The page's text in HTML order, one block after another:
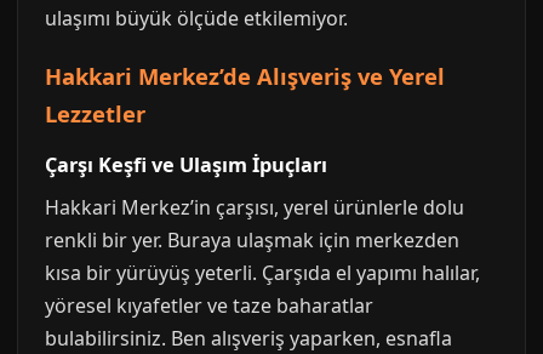
ulaşımı büyük ölçüde etkilemiyor.
Hakkari Merkez’de Alışveriş ve Yerel
Lezzetler
Çarşı Keşfi ve Ulaşım İpuçları
Hakkari Merkez’in çarşısı, yerel ürünlerle dolu
renkli bir yer. Buraya ulaşmak için merkezden
kısa bir yürüyüş yeterli. Çarşıda el yapımı halılar,
yöresel kıyafetler ve taze baharatlar
bulabilirsiniz. Ben alışveriş yaparken, esnafla